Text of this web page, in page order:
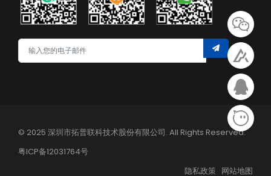
© 2025 深圳市拓普联科技术股份有限公司. All Rights Reserved.
粤ICP备12031764号
隐私政策 网站地图